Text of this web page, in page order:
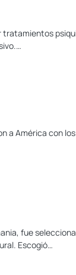
a América con
fue
Escogió…